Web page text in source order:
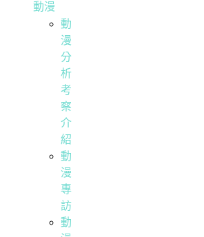
動漫
動
漫
分
析
考
察
介
紹
動
漫
專
訪
動